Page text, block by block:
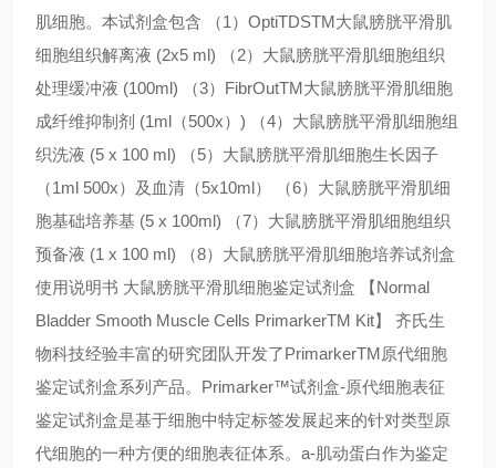
肌细胞。本试剂盒包含 （1）OptiTDSTM大鼠膀胱平滑肌
细胞组织解离液 (2x5 ml) （2）大鼠膀胱平滑肌细胞组织
处理缓冲液 (100ml) （3）FibrOutTM大鼠膀胱平滑肌细胞
成纤维抑制剂 (1ml（500x）) （4）大鼠膀胱平滑肌细胞组
织洗液 (5 x 100 ml) （5）大鼠膀胱平滑肌细胞生长因子
（1ml 500x）及血清（5x10ml） （6）大鼠膀胱平滑肌细
胞基础培养基 (5 x 100ml) （7）大鼠膀胱平滑肌细胞组织
预备液 (1 x 100 ml) （8）大鼠膀胱平滑肌细胞培养试剂盒
使用说明书 大鼠膀胱平滑肌细胞鉴定试剂盒 【Normal
Bladder Smooth Muscle Cells PrimarkerTM Kit】 齐氏生
物科技经验丰富的研究团队开发了PrimarkerTM原代细胞
鉴定试剂盒系列产品。Primarker™试剂盒-原代细胞表征
鉴定试剂盒是基于细胞中特定标签发展起来的针对类型原
代细胞的一种方便的细胞表征体系。a-肌动蛋白作为鉴定